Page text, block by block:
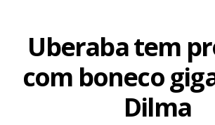
Uberaba tem
com boneco
Dilma